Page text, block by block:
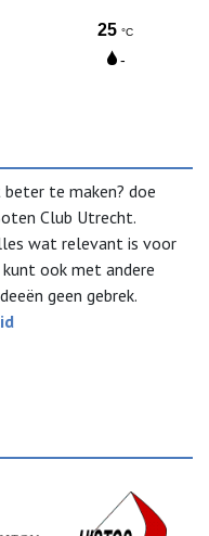
te maken? doe
Club Utrecht.
wat relevant is voor
ook met andere
geen gebrek.